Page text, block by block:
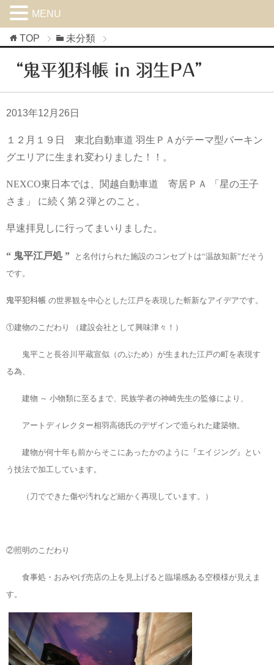
TOP 未分類
“鬼平犯科帳 in 羽生PA”
2013年12月26日
１２月１９日 東北自動車道 羽生ＰＡがテーマ型パーキン
グエリアに生まれ変わりました！！。
NEXCO東日本では、関越自動車道 寄居ＰＡ 「星の王子
さま」 に続く第２弾とのこと。
早速拝見しに行ってまいりました。
“ 鬼平江戸処 ”
と名付けられた施設のコンセプトは“温故知新”だそう
です。
鬼平犯科帳 の世界観を中心とした江戸を表現した斬新なアイデアです。
①建物のこだわり （建設会社として興味津々！）
鬼平こと長谷川平蔵宣似（のぶため）が生まれた江戸の町を表現す
る為、
建物 ～ 小物類に至るまで、民族学者の神崎先生の監修により、
アートディレクター相羽高徳氏のデザインで造られた建築物。
建物が何十年も前からそこにあったかのように『エイジング』とい
う技法で加工しています。
（刀でできた傷や汚れなど細かく再現しています。）
②照明のこだわり
食事処・おみやげ売店の上を見上げると臨場感ある空模様が見えま
す。
MENU